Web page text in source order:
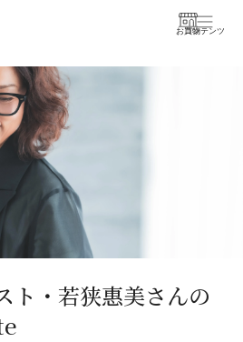
お買物
コンテンツ
ト・若狭惠美さんの